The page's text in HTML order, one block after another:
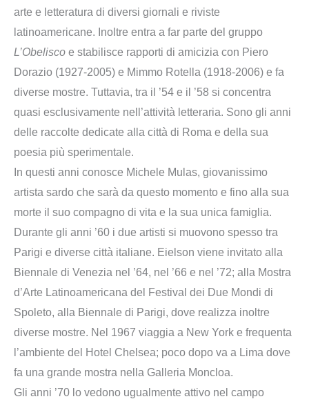
arte e letteratura di diversi giornali e riviste
latinoamericane. Inoltre entra a far parte del gruppo
L’Obelisco e stabilisce rapporti di amicizia con Piero
Dorazio (1927-2005) e Mimmo Rotella (1918-2006) e fa
diverse mostre. Tuttavia, tra il ’54 e il ’58 si concentra
quasi esclusivamente nell’attività letteraria. Sono gli anni
delle raccolte dedicate alla città di Roma e della sua
poesia più sperimentale.
In questi anni conosce Michele Mulas, giovanissimo
artista sardo che sarà da questo momento e fino alla sua
morte il suo compagno di vita e la sua unica famiglia.
Durante gli anni ’60 i due artisti si muovono spesso tra
Parigi e diverse città italiane. Eielson viene invitato alla
Biennale di Venezia nel ’64, nel ’66 e nel ’72; alla Mostra
d’Arte Latinoamericana del Festival dei Due Mondi di
Spoleto, alla Biennale di Parigi, dove realizza inoltre
diverse mostre. Nel 1967 viaggia a New York e frequenta
l’ambiente del Hotel Chelsea; poco dopo va a Lima dove
fa una grande mostra nella Galleria Moncloa.
Gli anni ’70 lo vedono ugualmente attivo nel campo